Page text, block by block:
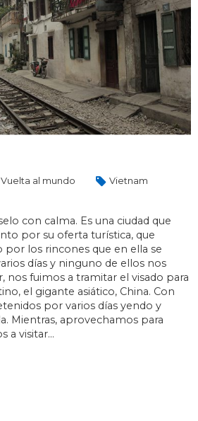
Vuelta al mundo
Vietnam
con calma. Es una ciudad que
por su oferta turística, que
por los rincones que en ella se
días y ninguno de ellos nos
nos fuimos a tramitar el visado para
el gigante asiático, China. Con
por varios días yendo y
Mientras, aprovechamos para
a visitar…